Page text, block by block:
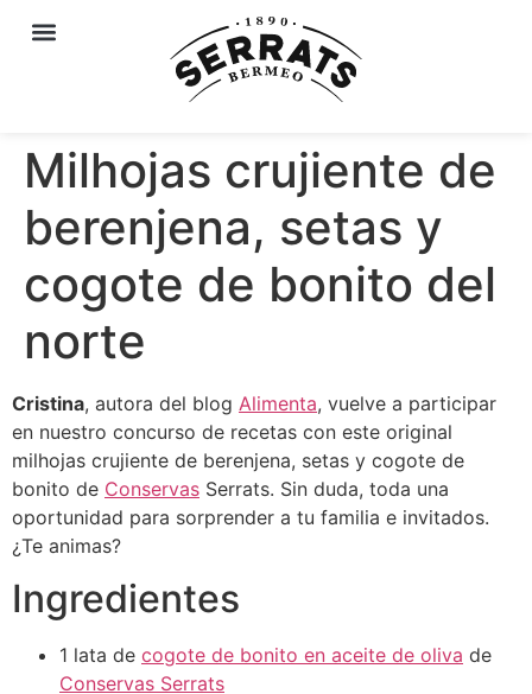
Milhojas crujiente de
berenjena, setas y
cogote de bonito del
norte
Cristina, autora del blog Alimenta, vuelve a participar
en nuestro concurso de recetas con este original
milhojas crujiente de berenjena, setas y cogote de
bonito de Conservas Serrats. Sin duda, toda una
oportunidad para sorprender a tu familia e invitados.
¿Te animas?
Ingredientes
1 lata de cogote de bonito en aceite de oliva de
Conservas Serrats